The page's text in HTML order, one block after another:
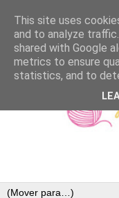
This site uses
and to analyze
shared with Google
metrics to ensure
statistics, and to